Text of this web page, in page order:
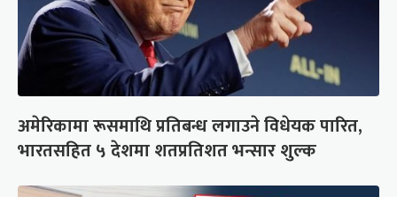
अमेरिकामा रूसमाथि प्रतिबन्ध लगाउने विधेयक पारित,
भारतसहित ५ देशमा शतप्रतिशत भन्सार शुल्क